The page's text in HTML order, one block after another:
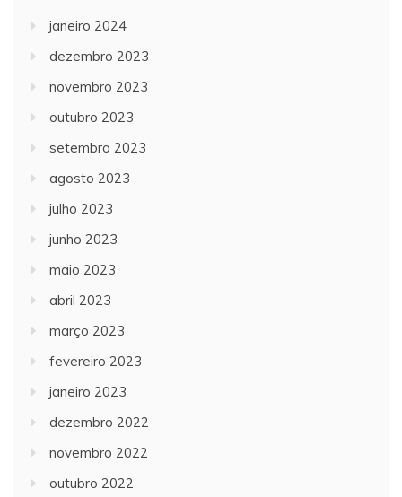
janeiro 2024
dezembro 2023
novembro 2023
outubro 2023
setembro 2023
agosto 2023
julho 2023
junho 2023
maio 2023
abril 2023
março 2023
fevereiro 2023
janeiro 2023
dezembro 2022
novembro 2022
outubro 2022